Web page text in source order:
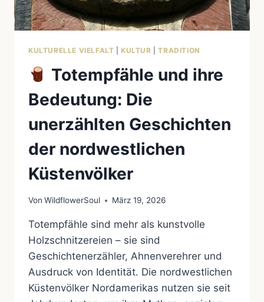
KULTURELLE VIELFALT |KULTUR |TRADITION
Totempfähle und ihre
Bedeutung: Die
unerzählten Geschichten
der nordwestlichen
Küstenvölker
Von WildflowerSoul März 19, 2026
Totempfähle sind mehr als kunstvolle
Holzschnitzereien – sie sind
Geschichtenerzähler, Ahnenverehrer und
Ausdruck von Identität. Die nordwestlichen
Küstenvölker Nordamerikas nutzen sie seit